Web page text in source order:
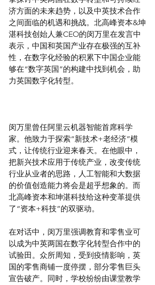
济方面的未来趋势，以及中英技术合作
之间面临的机遇和挑战。北高峰资本&坤
湛科技创始人兼CEO的闵万里在发言中
表示，中国和英国产业存在极强的互补
性，在数字化经验的积累下中国企业能
够在“数字英国”的构建中找到机会，助
力英国数字化转型。
闵万里曾任阿里云机器智能首席科学
家。他致力于探索“新技术+老经济”模
式，让传统行业迎来春天。在他眼中，
把新兴技术应用于传统产业，改变传统
行业从业者的思路，人工智能和大数据
的价值创造能力将会是超乎想象的。而
北高峰资本和坤湛科技给这种变革提供
了“资本+科技”的双驱动。
在对话中，闵万里强调教育和零售业可
以成为中英两国在数字化转型合作中的
试验田。众所周知，受到疫情影响，英
国的零售商铺一度停摆，部分零售巨头
宣告破产。同时，学校纷纷由课堂教学